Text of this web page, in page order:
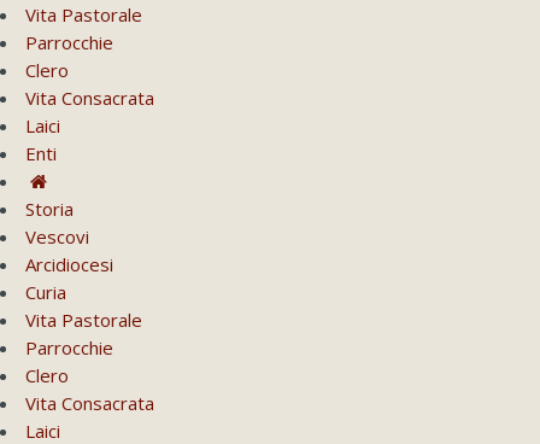
Vita Pastorale
Parrocchie
Clero
Vita Consacrata
Laici
Enti
Storia
Vescovi
Arcidiocesi
Curia
Vita Pastorale
Parrocchie
Clero
Vita Consacrata
Laici